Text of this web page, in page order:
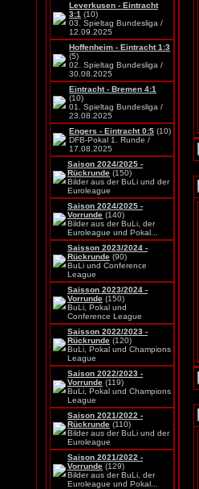
Leverkusen - Eintracht
3:1 (10)
03. Spieltag Bundesliga /
12.09.2025
Hoffenheim - Eintracht 1:3
(5)
02. Spieltag Bundesliga /
30.08.2025
Eintracht - Bremen 4:1
(10)
01. Spieltag Bundesliga /
23.08.2025
Engers - Eintracht 0:5 (10)
DFB-Pokal 1. Runde /
17.08.2025
Saison 2024/2025 -
Rückrunde (150)
Bilder aus der BuLi und der
Euroleague
Saison 2024/2025 -
Vorrunde (140)
Bilder aus der BuLi, der
Euroleague und Pokal...
Saisson 2023/2024 -
Rückrunde (90)
BuLi und Conference
League
Saisson 2023/2024 -
Vorrunde (150)
BuLi, Pokal und
Conference League
Saisson 2022/2023 -
Rückrunde (120)
BuLi, Pokal und Champions
League
Saison 2022/2023 -
Vorrunde (119)
BuLi, Pokal und Champions
League
Saison 2021/2022 -
Rückrunde (110)
Bilder aus der BuLi und der
Euroleague
Saison 2021/2022 -
Vorrunde (129)
Bilder aus der BuLi, der
Euroleague und Pokal...